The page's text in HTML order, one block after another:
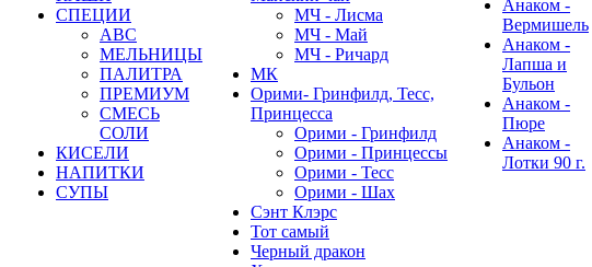
СПЕЦИИ
АВС
МЕЛЬНИЦЫ
ПАЛИТРА
ПРЕМИУМ
СМЕСЬ
СОЛИ
КИСЕЛИ
НАПИТКИ
СУПЫ
МЧ - Лисма
МЧ - Май
МЧ - Ричард
МК
Орими- Гринфилд, Тесс,
Принцесса
Орими - Гринфилд
Орими - Принцессы
Орими - Тесс
Орими - Шах
Сэнт Клэрс
Тот самый
Черный дракон
Анаком -
Вермишель
Анаком -
Лапша и
Бульон
Анаком -
Пюре
Анаком -
Лотки 90 г.